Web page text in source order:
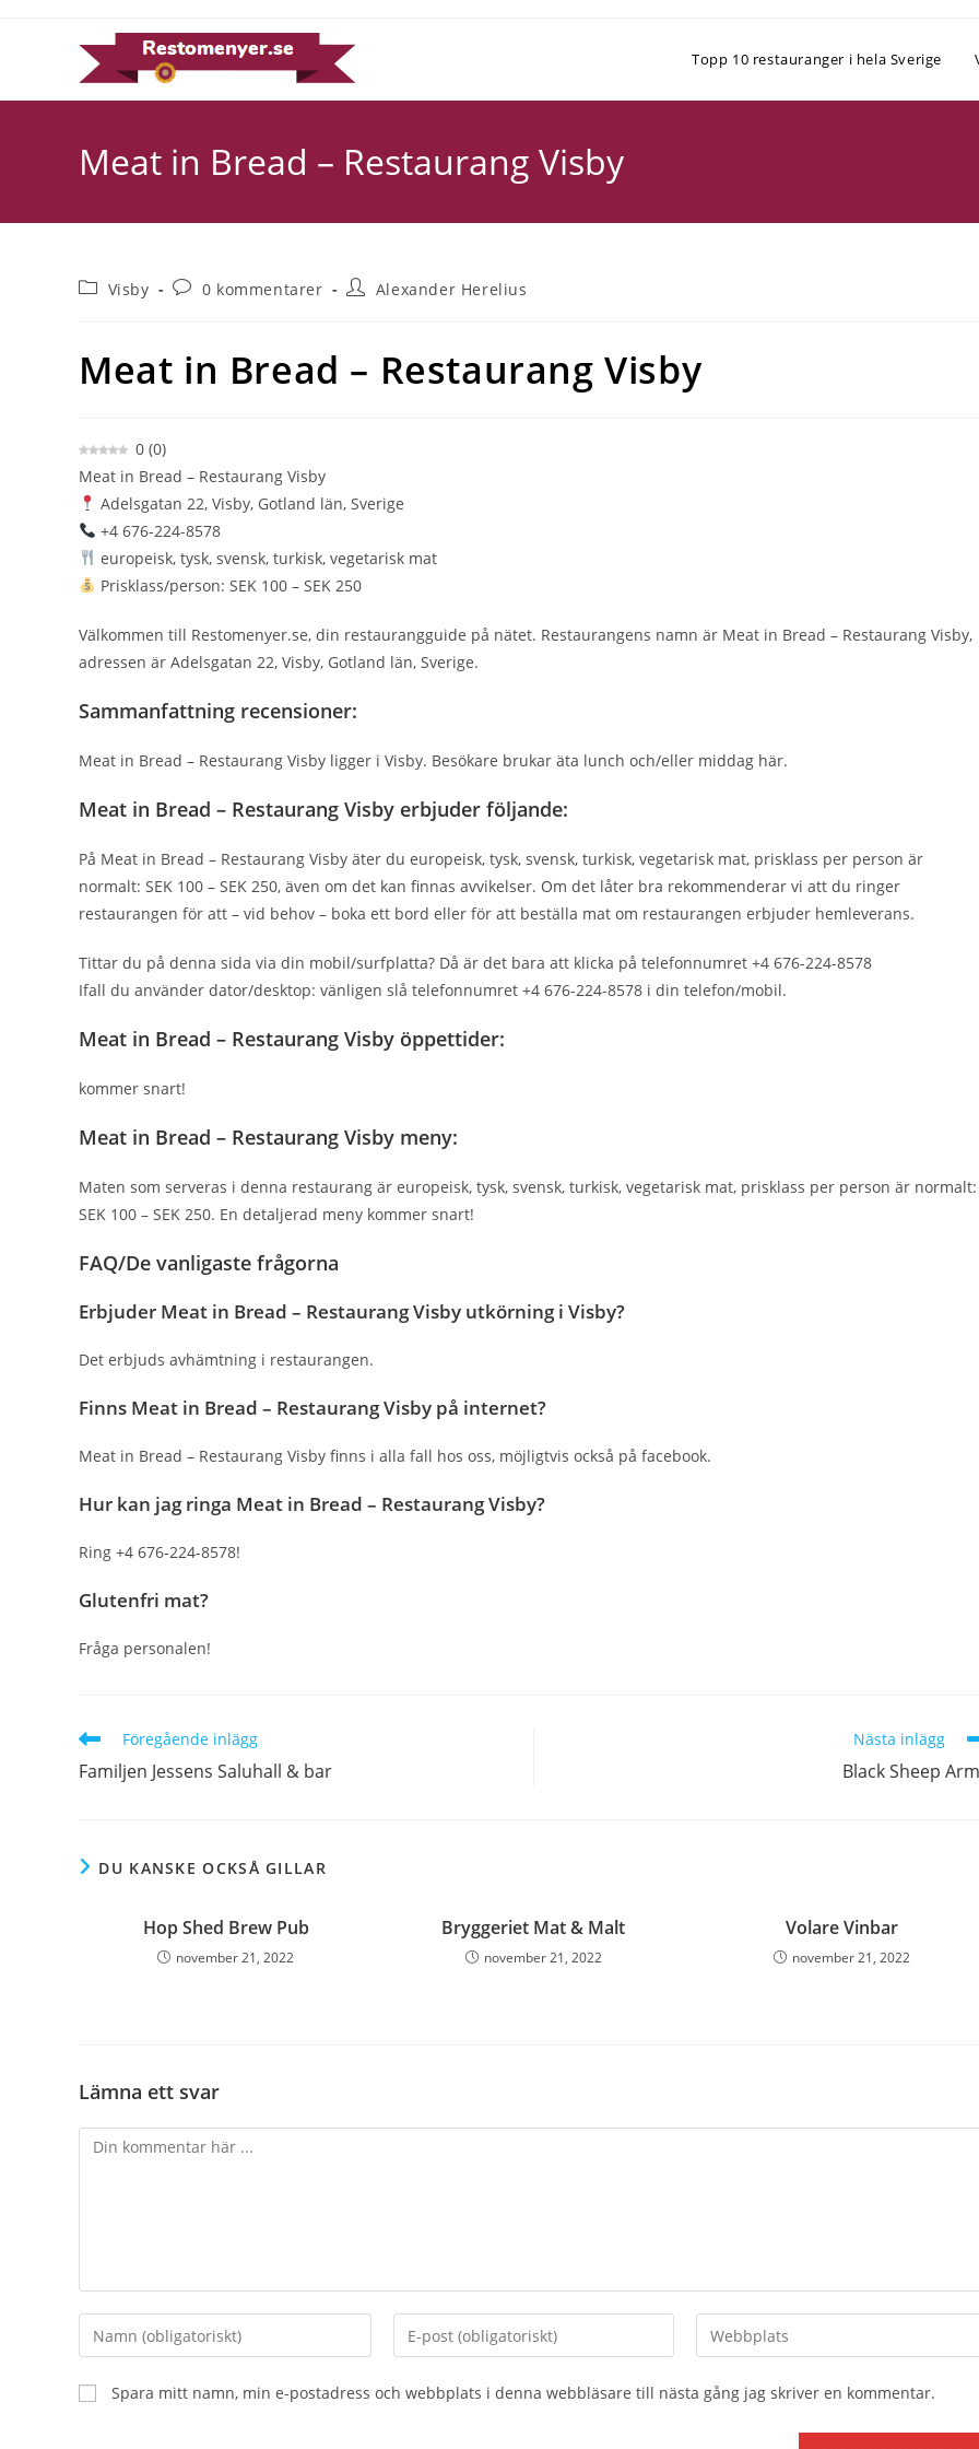
Topp 10 restauranger i hela Sverige
Meat in Bread – Restaurang Visby
Inläggskategori:
Visby
Kommentarer
0 kommentarer Inläggsförfattare:
Alexander Herelius
Meat in Bread – Restaurang Visby
0 (0)
Meat in Bread – Restaurang Visby
Adelsgatan 22, Visby, Gotland län, Sverige
+4 676-224-8578
europeisk, tysk, svensk, turkisk, vegetarisk mat
Prisklass/person: SEK 100 – SEK 250
Välkommen till Restomenyer.se, din restaurangguide på nätet. Restaurangens namn är Meat in Bread – Restaurang Visby,
adressen är Adelsgatan 22, Visby, Gotland län, Sverige.
Sammanfattning recensioner:
Meat in Bread – Restaurang Visby ligger i Visby. Besökare brukar äta lunch och/eller middag här.
Meat in Bread – Restaurang Visby erbjuder följande:
På Meat in Bread – Restaurang Visby äter du europeisk, tysk, svensk, turkisk, vegetarisk mat, prisklass per person är
normalt: SEK 100 – SEK 250, även om det kan finnas avvikelser. Om det låter bra rekommenderar vi att du ringer
restaurangen för att – vid behov – boka ett bord eller för att beställa mat om restaurangen erbjuder hemleverans.
Tittar du på denna sida via din mobil/surfplatta? Då är det bara att klicka på telefonnumret +4 676-224-8578
Ifall du använder dator/desktop: vänligen slå telefonnumret +4 676-224-8578 i din telefon/mobil.
Meat in Bread – Restaurang Visby öppettider:
kommer snart!
Meat in Bread – Restaurang Visby meny:
Maten som serveras i denna restaurang är europeisk, tysk, svensk, turkisk, vegetarisk mat, prisklass per person är normalt:
SEK 100 – SEK 250. En detaljerad meny kommer snart!
FAQ/De vanligaste frågorna
Erbjuder Meat in Bread – Restaurang Visby utkörning i Visby?
Det erbjuds avhämtning i restaurangen.
Finns Meat in Bread – Restaurang Visby på internet?
Meat in Bread – Restaurang Visby finns i alla fall hos oss, möjligtvis också på facebook.
Hur kan jag ringa Meat in Bread – Restaurang Visby?
Ring +4 676-224-8578!
Glutenfri mat?
Fråga personalen!
Läs
artiklar
Föregående inlägg
Familjen Jessens Saluhall & bar
Nästa inlägg
Black Sheep
DU KANSKE OCKSÅ GILLAR
Hop Shed Brew Pub
november 21, 2022
Bryggeriet Mat & Malt
november 21, 2022
Volare Vinbar
november 21, 2022
Lämna ett svar
Kommentar
Ange
ditt
namn
eller
Ange
din
postadress
Ange
URL
din
Spara mitt namn, min e-postadress och webbplats i denna webbläsare till nästa gång jag skriver en kommentar.